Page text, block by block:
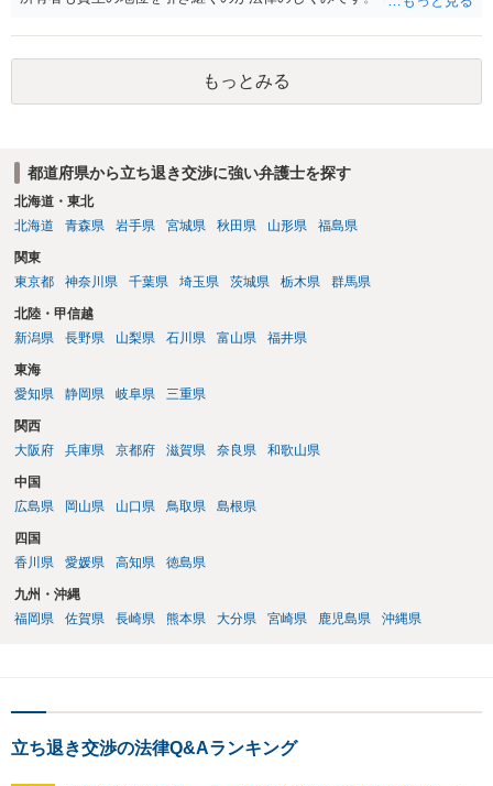
が納得いくものであれば応じても良いですが、納得できなければ断る
（家賃を支払い居住を続ける）のが良いでしょう。
もっとみる
都道府県から立ち退き交渉に強い弁護士を探す
北海道・東北
北海道
青森県 岩手県 宮城県 秋田県 山形県 福島県
関東
東京都
神奈川県 千葉県 埼玉県 茨城県 栃木県 群馬県
北陸・甲信越
新潟県
長野県 山梨県 石川県 富山県 福井県
東海
愛知県
静岡県 岐阜県 三重県
関西
大阪府
兵庫県 京都府 滋賀県 奈良県 和歌山県
中国
広島県
岡山県 山口県 鳥取県 島根県
四国
香川県
愛媛県 高知県 徳島県
九州・沖縄
福岡県
佐賀県 長崎県 熊本県 大分県 宮崎県 鹿児島県 沖縄県
立ち退き交渉の法律Q&Aランキング